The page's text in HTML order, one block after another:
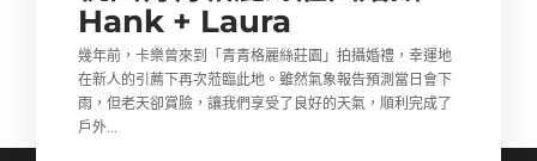
Hank + Laura
幾年前，卡樂曾來到「青青格麗絲莊園」拍攝婚禮，幸運地
在新人的引薦下再次蒞臨此地。雖然氣象報告預測當日會下
雨，但老天卻賞臉，讓我們享受了良好的天氣，順利完成了
戶外...
2 3 4 ... 9 NEXT